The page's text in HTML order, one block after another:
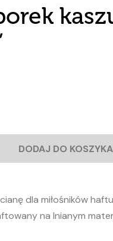
DODAJ DO KOSZYKA
dla miłośników
na lnianym